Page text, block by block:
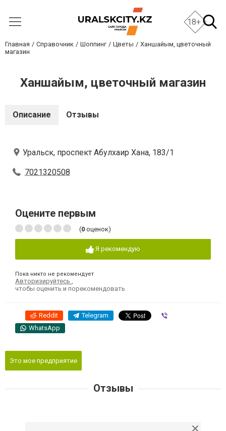
18+
Главная Справочник Шоппинг Цветы
Ханшайым, цветочный
магазин
Ханшайым, цветочный магазин
Описание Отзывы
Уральск, проспект Абулхаир Хана, 183/1
7021320508
Оцените первым
(0 оценок)
Я рекомендую
Пока никто не рекомендует
Авторизируйтесь
чтобы оценить и порекомендовать
Reddit Telegram
WhatsApp
Это мое предприятие
Отзывы